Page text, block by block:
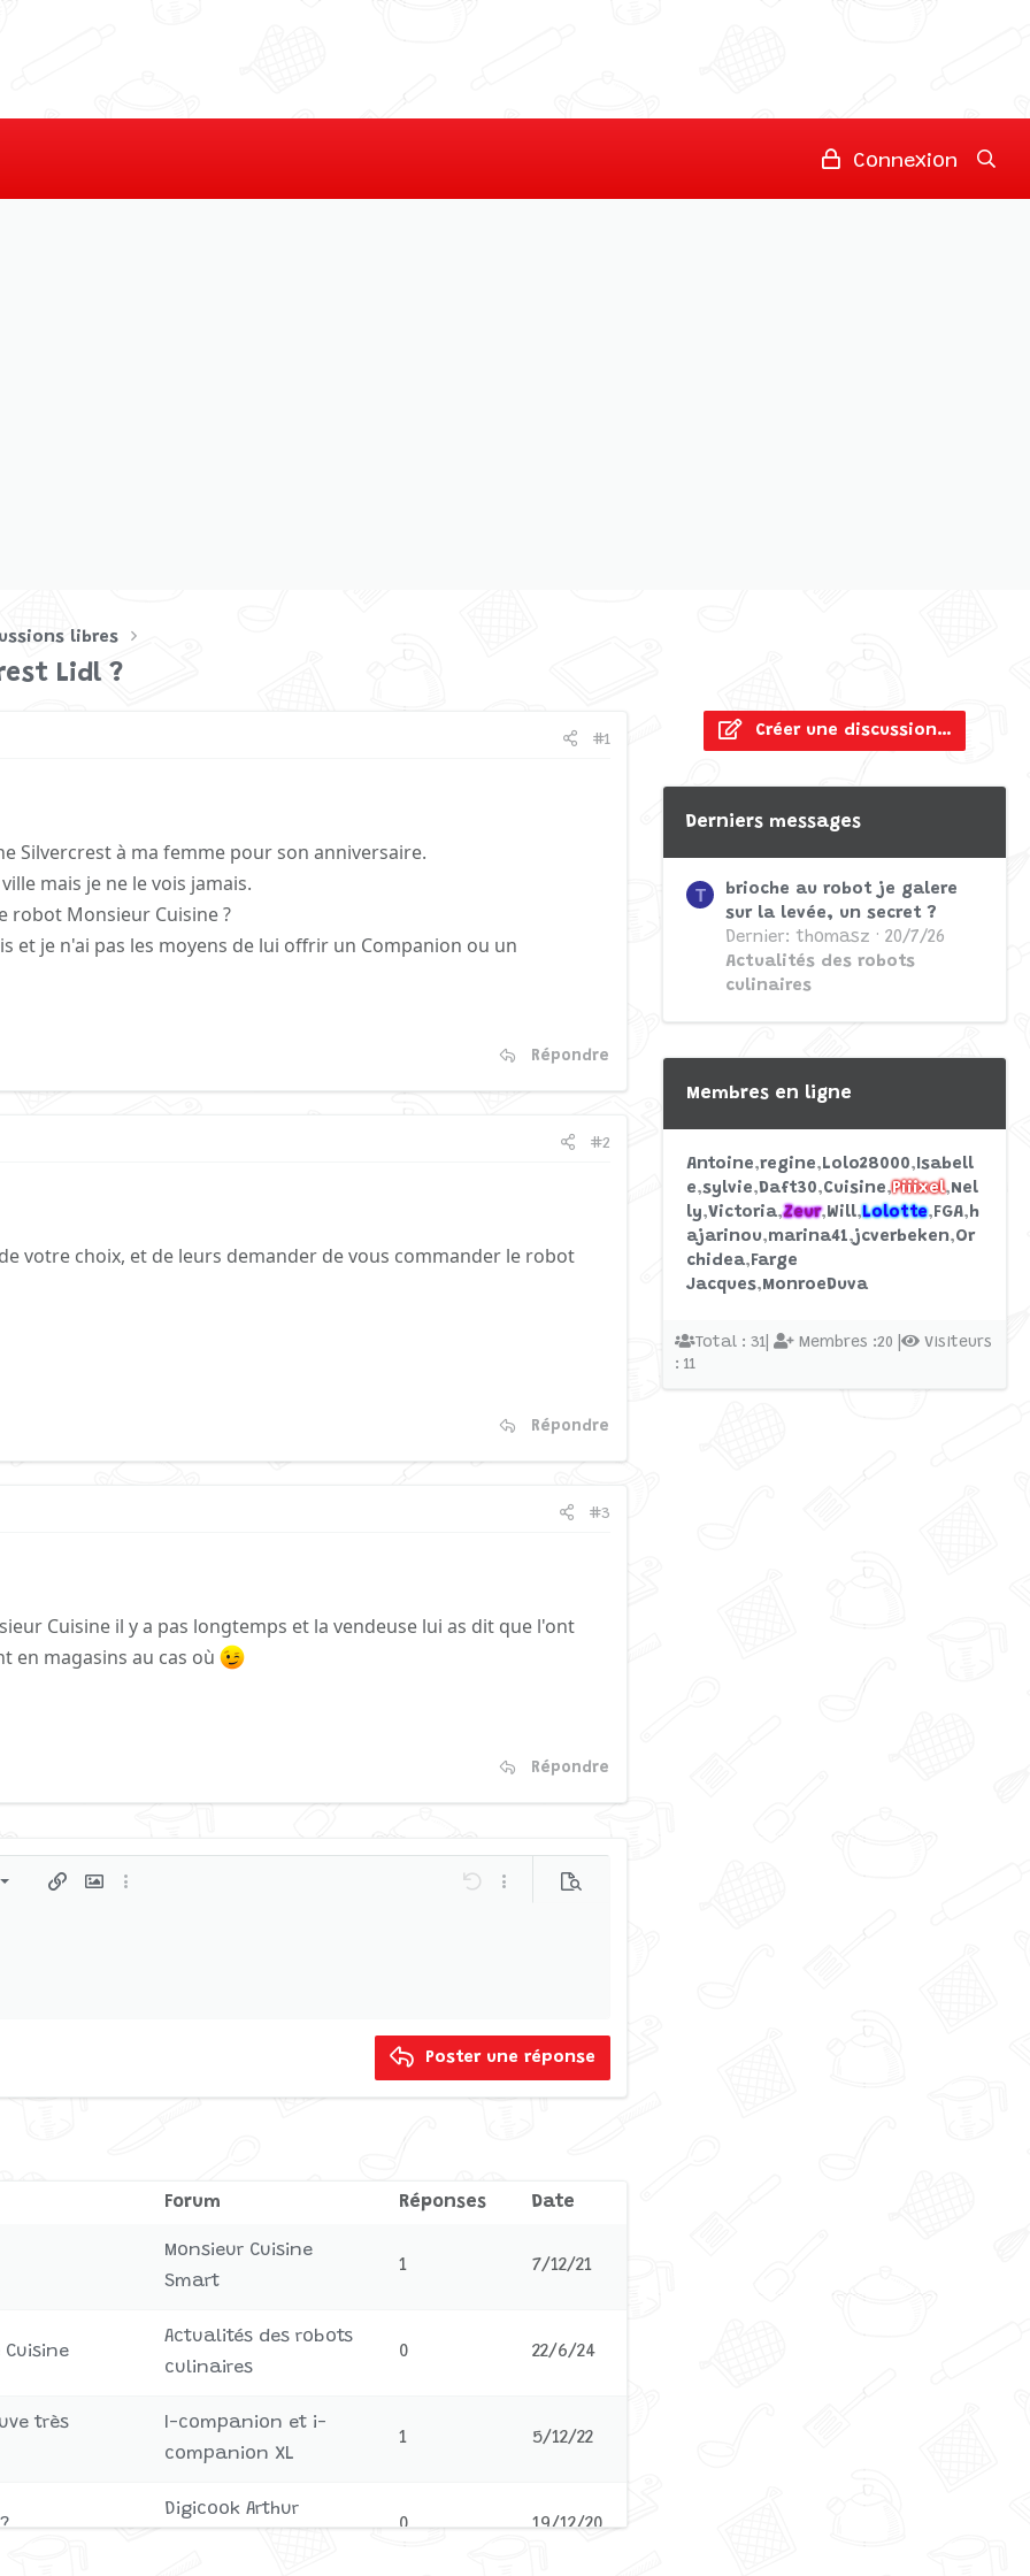
Connexion
libres
Lidl ?
#1
Silvercrest à ma femme pour son anniversaire.
mais je ne le vois jamais.
robot Monsieur Cuisine ?
et je n'ai pas les moyens de lui offrir un Companion ou un
Répondre
#2
votre choix, et de leurs demander de vous commander le robot
Répondre
#3
Cuisine il y a pas longtemps et la vendeuse lui as dit que l'ont
en magasins au cas où
Répondre
format
1
Insérer un lien
Insérer une image
Plus d'options… AnnuléPlus d'options…Prévisualisation
brouillon
Poster une réponse
Forum Réponses Date
Monsieur Cuisine
Smart
1 7/12/21
Actualités des robots
culinaires
0 22/6/24
très
I-companion et i-
companion XL
1 5/12/22
Digicook Arthur
0 19/12/20
Créer une discussion…
Derniers messages
T
brioche au robot je galere
sur la levée, un secret ?
Dernier: thomasz
20/7/26
Actualités des robots
culinaires
Membres en ligne
Antoine regine Lolo28000 Isabell
e sylvie Daft30 Cuisine Piiixel Nel
ly Victoria Zeur Will Lolotte FGA h
ajarinou marina41 jcverbeken Or
chidea Farge
Jacques MonroeDuva
Total : 31| Membres :20 |
Visiteurs
: 11